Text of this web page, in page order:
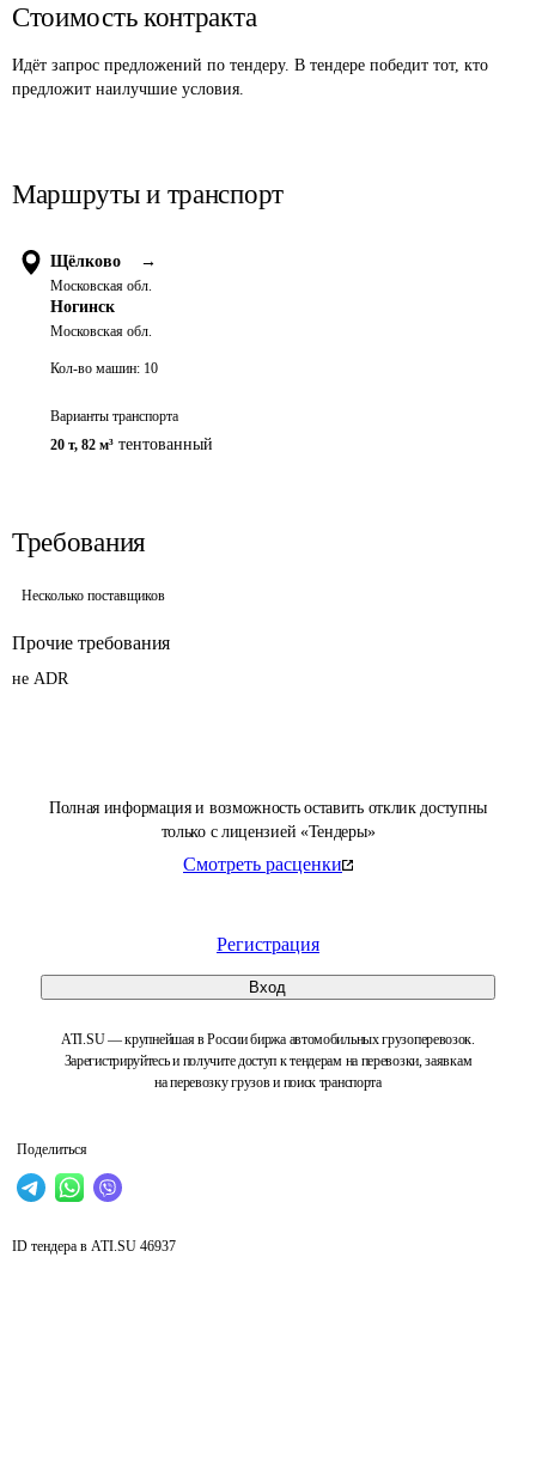
Полная информация и возможность оставить отклик доступны
только с лицензией «Тендеры»
Смотреть расценки
Регистрация
Вход
ATI.SU — крупнейшая в России биржа автомобильных грузоперевозок.
Зарегистрируйтесь и получите доступ к тендерам на перевозки, заявкам
на перевозку грузов и поиск транспорта
Поделиться
Стоимость контракта
Идёт запрос предложений по тендеру. В тендере победит тот, кто
предложит наилучшие условия.
Маршруты и транспорт
Щёлково →
Московская обл.
Ногинск
Московская обл.
Кол-во машин: 10
Варианты транспорта
20 т, 82 м³ тентованный
Требования
Несколько поставщиков
Прочие требования
не ADR
ID тендера в ATI.SU 46937